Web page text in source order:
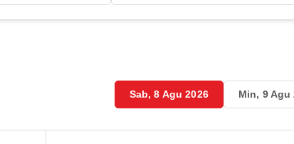
Sab, 8 Agu 2026 Min, 9 Agu